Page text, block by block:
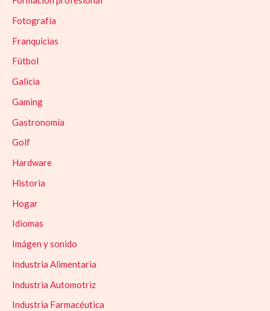
Fotografía
Franquicias
Fútbol
Galicia
Gaming
Gastronomía
Golf
Hardware
Historia
Hogar
Idiomas
Imágen y sonido
Industria Alimentaria
Industria Automotriz
Industria Farmacéutica